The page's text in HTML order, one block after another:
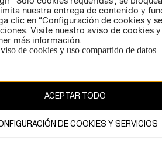
AVISO DE
COOKIES
nuestra entrega de contenido y
clic en “Configuración de cookies y
Visite nuestro aviso de cookies
más información.
de cookies y uso compartido de datos
ACEPTAR TODO
DE COOKIES Y SERVICIOS